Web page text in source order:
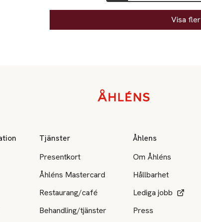
Visa fler
Tjänster
Presentkort
Åhléns Mastercard
Restaurang/café
Behandling/tjänster
Åhlens
Om Åhléns
Hållbarhet
Lediga jobb
Press